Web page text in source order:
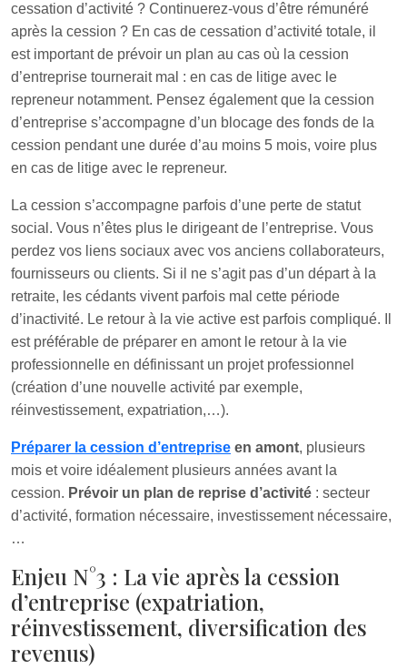
cessation d’activité ? Continuerez-vous d’être rémunéré
après la cession ? En cas de cessation d’activité totale, il
est important de prévoir un plan au cas où la cession
d’entreprise tournerait mal : en cas de litige avec le
repreneur notamment. Pensez également que la cession
d’entreprise s’accompagne d’un blocage des fonds de la
cession pendant une durée d’au moins 5 mois, voire plus
en cas de litige avec le repreneur.
La cession s’accompagne parfois d’une perte de statut
social. Vous n’êtes plus le dirigeant de l’entreprise. Vous
perdez vos liens sociaux avec vos anciens collaborateurs,
fournisseurs ou clients. Si il ne s’agit pas d’un départ à la
retraite, les cédants vivent parfois mal cette période
d’inactivité. Le retour à la vie active est parfois compliqué. Il
est préférable de préparer en amont le retour à la vie
professionnelle en définissant un projet professionnel
(création d’une nouvelle activité par exemple,
réinvestissement, expatriation,…).
Préparer la cession d’entreprise en amont, plusieurs
mois et voire idéalement plusieurs années avant la
cession. Prévoir un plan de reprise d’activité : secteur
d’activité, formation nécessaire, investissement nécessaire,
…
Enjeu N°3 : La vie après la cession
d’entreprise (expatriation,
réinvestissement, diversification des
revenus)